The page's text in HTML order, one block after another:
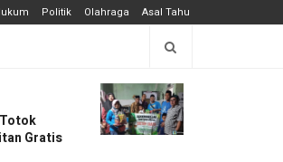
Politik Olahraga Asal Tahu
Gratis